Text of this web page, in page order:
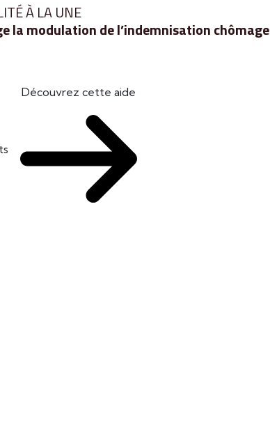
À LA UNE
la modulation de l’indemnisation chômage
Découvrez cette aide